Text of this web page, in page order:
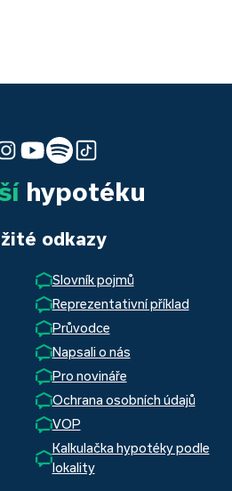
hypotéku
odkazy
Slovník pojmů
Reprezentativní příklad
Průvodce
Napsali o nás
Pro novináře
Ochrana osobních údajů
VOP
Kalkulačka hypotéky podle
lokality